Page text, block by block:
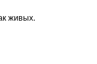
живых.